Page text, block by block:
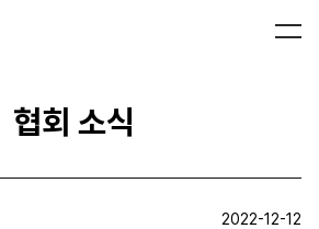
협회 소식
2022-12-12